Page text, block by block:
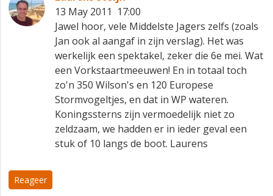
13 May 2011 17:00
Jawel hoor, vele Middelste Jagers zelfs (zoals
Jan ook al aangaf in zijn verslag). Het was
werkelijk een spektakel, zeker die 6e mei. Wat
een Vorkstaartmeeuwen! En in totaal toch
zo'n 350 Wilson's en 120 Europese
Stormvogeltjes, en dat in WP wateren.
Koningssterns zijn vermoedelijk niet zo
zeldzaam, we hadden er in ieder geval een
stuk of 10 langs de boot. Laurens
Reageer